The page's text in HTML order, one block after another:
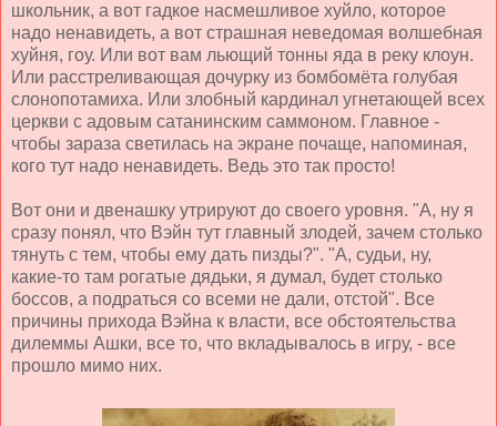
школьник, а вот гадкое насмешливое хуйло, которое
надо ненавидеть, а вот страшная неведомая волшебная
хуйня, гоу. Или вот вам льющий тонны яда в реку клоун.
Или расстреливающая дочурку из бомбомёта голубая
слонопотамиха. Или злобный кардинал угнетающей всех
церкви с адовым сатанинским саммоном. Главное -
чтобы зараза светилась на экране почаще, напоминая,
кого тут надо ненавидеть. Ведь это так просто!
Вот они и двенашку утрируют до своего уровня. "А, ну я
сразу понял, что Вэйн тут главный злодей, зачем столько
тянуть с тем, чтобы ему дать пизды?". "А, судьи, ну,
какие-то там рогатые дядьки, я думал, будет столько
боссов, а подраться со всеми не дали, отстой". Все
причины прихода Вэйна к власти, все обстоятельства
дилеммы Ашки, все то, что вкладывалось в игру, - все
прошло мимо них.